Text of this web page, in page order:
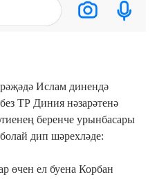
Ислам динендә
ТР Диния нәзарәтенә
беренче урынбасары
дип шәрехләде:
өчен ел буена Корбан